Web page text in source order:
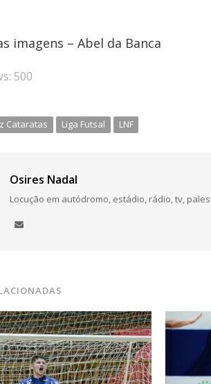
imagens – Abel da Banca
500
Cataratas Liga Futsal LNF
Osires Nadal
Locução em autódromo, estádio, rádio, tv,